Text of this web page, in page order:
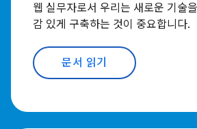
웹 실무자로서 우리는 새로운 기술
감 있게 구축하는 것이 중요합니다.
문서 읽기